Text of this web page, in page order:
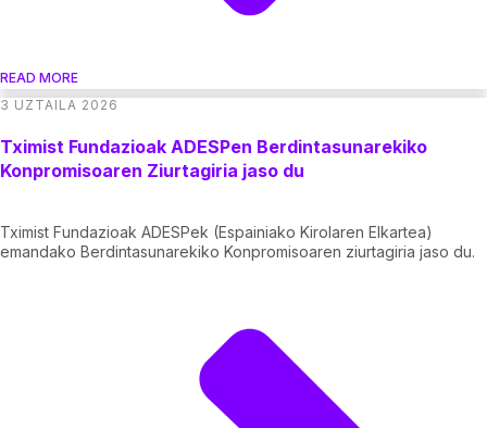
READ MORE
3 UZTAILA 2026
Tximist Fundazioak ADESPen Berdintasunarekiko
Konpromisoaren Ziurtagiria jaso du
Tximist Fundazioak ADESPek (Espainiako Kirolaren Elkartea)
emandako Berdintasunarekiko Konpromisoaren ziurtagiria jaso du.